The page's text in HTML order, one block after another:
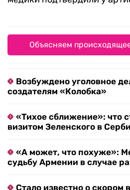
Объясняем
Возбуждено уголовное
создателям «Колобка»
«Тихое сближение»: что
визитом Зеленского в
«А может, что похуже»:
судьбу Армении в случае
Стало известно о скором